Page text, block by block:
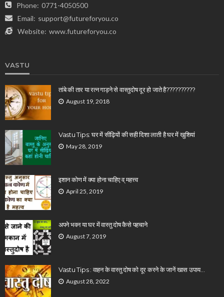
Phone: 0771-4050500
Email: support@futureforyou.co
Website: www.futureforyou.co
VASTU
तांबे की तार या रत्न गाड़ने से वास्तुदोष दूर हो जाते है??????????
August 19, 2018
Vastu Tips: घर में सीढ़ियों की सही दिशा लाती है घर में खुशियां
May 28, 2019
इशान कोण में क्या होना चाहिए व् महत्त्व
April 25, 2019
अपने भवन या घर में वास्तु दोष कैसे पहचाने
August 7, 2019
Vastu Tips : वाहन के वास्तु दोष को दूर करने के जानें खास उपाय…
August 28, 2022